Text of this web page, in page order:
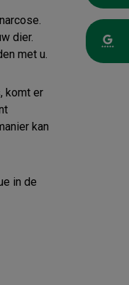
dier.
met u.
komt er
kan
in de